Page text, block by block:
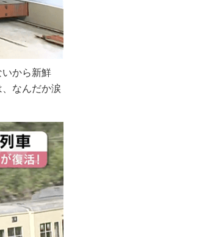
から新鮮
なんだか涙